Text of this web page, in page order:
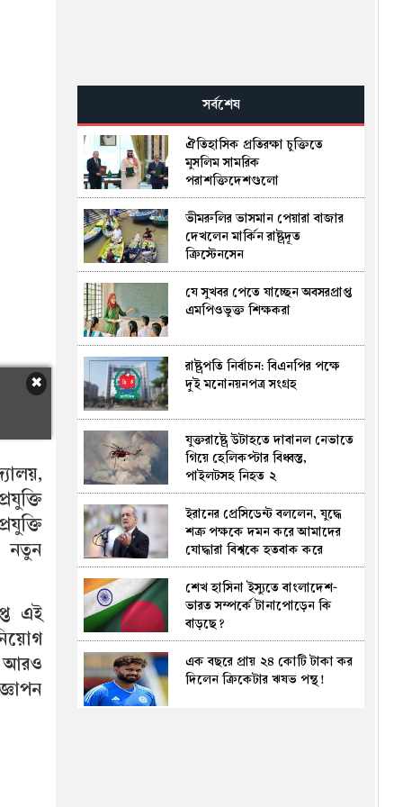
✖
নতুন
এই
আরও
সর্বশেষ
ঐতিহাসিক প্রতিরক্ষা চুক্তিতে
মুসলিম সামরিক
পরাশক্তিদেশগুলো
ভীমরুলির ভাসমান পেয়ারা বাজার
দেখলেন মার্কিন রাষ্ট্রদূত
ক্রিস্টেনসেন
যে সুখবর পেতে যাচ্ছেন অবসরপ্রাপ্ত
এমপিওভুক্ত শিক্ষকরা
রাষ্ট্রপতি নির্বাচন: বিএনপির পক্ষে
দুই মনোনয়নপত্র সংগ্রহ
যুক্তরাষ্ট্রে উটাহতে দাবানল নেভাতে
গিয়ে হেলিকপ্টার বিধ্বস্ত,
পাইলটসহ নিহত ২
ইরা‌নের প্রেসি‌ডেন্ট বল‌লেন, যু‌দ্ধে
শত্রু পক্ষ‌কে দমন ক‌রে আমাদের
যোদ্ধারা বিশ্বকে হতবাক করে
দিয়েছে
শেখ হাসিনা ইস্যুতে বাংলাদেশ-
ভারত সম্পর্কে টানাপোড়েন কি
বাড়ছে?
এক বছ‌রে প্রায় ২৪ কোটি টাকা কর
দিলেন ‌ক্রিকেটার ঋষভ পন্থ!